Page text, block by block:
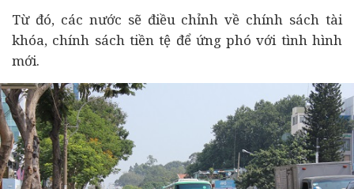
Từ đó, các nước sẽ điều chỉnh về chính sách tài
khóa, chính sách tiền tệ để ứng phó với tình hình
mới.